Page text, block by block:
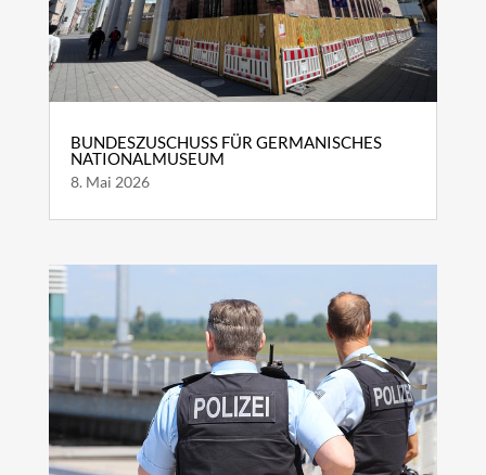
BUNDESZUSCHUSS FÜR GERMANISCHES
NATIONALMUSEUM
8. Mai 2026